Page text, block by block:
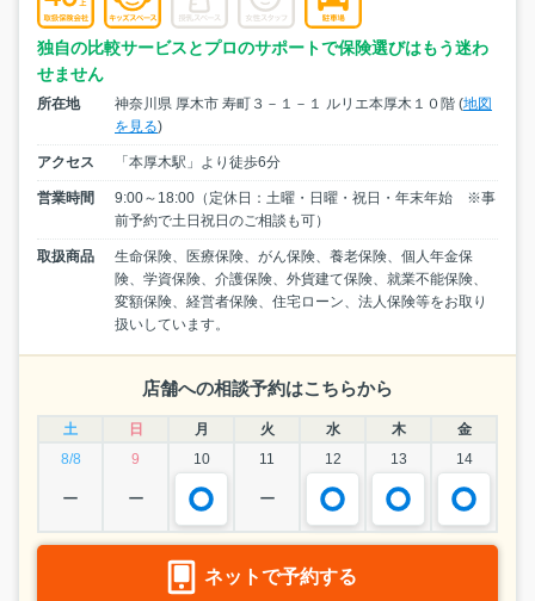
独自の比較サービスとプロのサポートで保険選びはもう迷わ
せません
所在地 神奈川県 厚木市 寿町３－１－１ ルリエ本厚木１０階 (地図
を見る)
アクセス 「本厚木駅」より徒歩6分
営業時間
9:00～18:00（定休日：土曜・日曜・祝日・年末年始 ※事
前予約で土日祝日のご相談も可）
取扱商品
生命保険、医療保険、がん保険、養老保険、個人年金保
険、学資保険、介護保険、外貨建て保険、就業不能保険、
変額保険、経営者保険、住宅ローン、法人保険等をお取り
扱いしています。
店舗への相談予約はこちらから
土 日 月 火 水 木
金
8/8
9 10 11 12 13 14
ー ー ー
ネットで予約する